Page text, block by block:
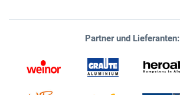
Partner und Lieferanten: